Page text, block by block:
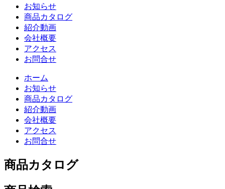
お知らせ
商品カタログ
紹介動画
会社概要
アクセス
お問合せ
ホーム
お知らせ
商品カタログ
紹介動画
会社概要
アクセス
お問合せ
商品カタログ